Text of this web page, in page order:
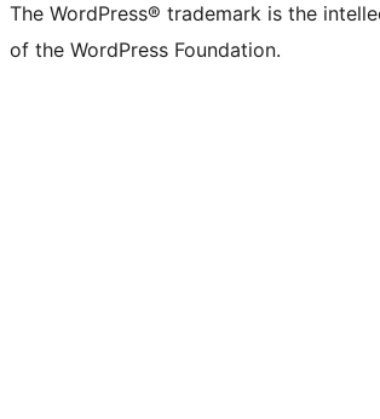
The WordPress® trademark is the
of the WordPress Foundation.